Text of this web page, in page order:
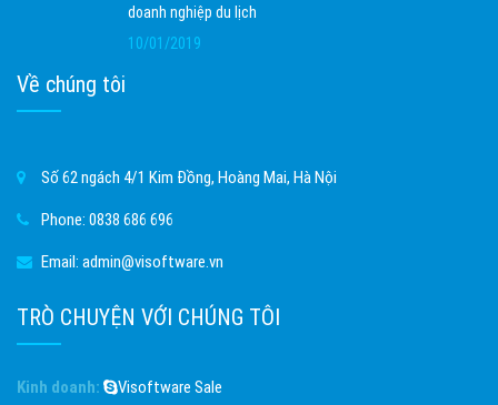
doanh nghiệp du lịch
10/01/2019
Về chúng tôi
Số 62 ngách 4/1 Kim Đồng, Hoàng Mai, Hà Nội
Phone: 0838 686 696
Email: admin@visoftware.vn
TRÒ CHUYỆN VỚI CHÚNG TÔI
Kinh doanh: Visoftware Sale